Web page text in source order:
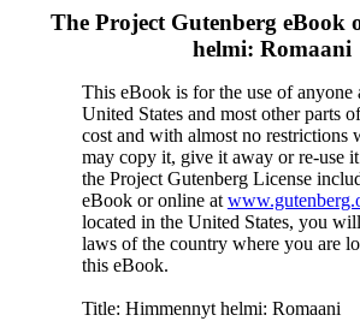
The Project Gutenberg eBook
helmi: Romaani
This eBook is for the use of anyone
United States and most other parts
cost and with almost no restrictions
may copy it, give it away or re-use
the Project Gutenberg License
eBook or online at
located in the United States, you
laws of the country where you are
this eBook.
Title: Himmennyt helmi: Romaani